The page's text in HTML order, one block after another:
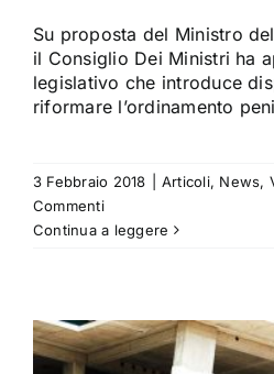
Su proposta del Ministro
il Consiglio Dei Ministri ha
legislativo che introduce
riformare l’ordinamento
3 Febbraio 2018 Articoli, News,
Commenti
Continua a leggere